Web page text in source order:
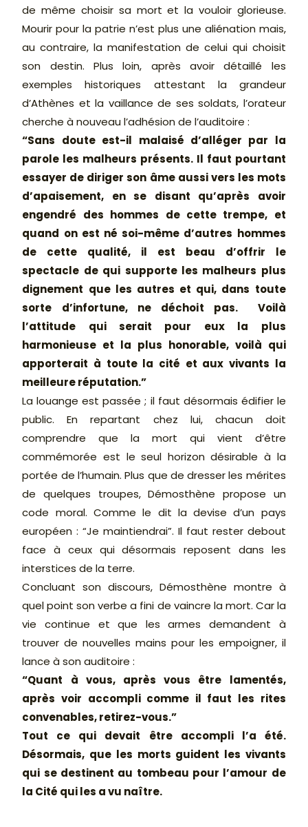
de même choisir sa mort et la vouloir glorieuse.
Mourir pour la patrie n’est plus une aliénation mais,
au contraire, la manifestation de celui qui choisit
son destin. Plus loin, après avoir détaillé les
exemples historiques attestant la grandeur
d’Athènes et la vaillance de ses soldats, l’orateur
cherche à nouveau l’adhésion de l’auditoire :
“Sans doute est-il malaisé d’alléger par la
parole les malheurs présents. Il faut pourtant
essayer de diriger son âme aussi vers les mots
d’apaisement, en se disant qu’après avoir
engendré des hommes de cette trempe, et
quand on est né soi-même d’autres hommes
de cette qualité, il est beau d’offrir le
spectacle de qui supporte les malheurs plus
dignement que les autres et qui, dans toute
sorte d’infortune, ne déchoit pas. Voilà
l’attitude qui serait pour eux la plus
harmonieuse et la plus honorable, voilà qui
apporterait à toute la cité et aux vivants la
meilleure réputation.”
La louange est passée ; il faut désormais édifier le
public. En repartant chez lui, chacun doit
comprendre que la mort qui vient d’être
commémorée est le seul horizon désirable à la
portée de l’humain. Plus que de dresser les mérites
de quelques troupes, Démosthène propose un
code moral. Comme le dit la devise d’un pays
européen : “Je maintiendrai”. Il faut rester debout
face à ceux qui désormais reposent dans les
interstices de la terre.
Concluant son discours, Démosthène montre à
quel point son verbe a fini de vaincre la mort. Car la
vie continue et que les armes demandent à
trouver de nouvelles mains pour les empoigner, il
lance à son auditoire :
“Quant à vous, après vous être lamentés,
après voir accompli comme il faut les rites
convenables, retirez-vous.”
Tout ce qui devait être accompli l’a été.
Désormais, que les morts guident les vivants
qui se destinent au tombeau pour l’amour de
la Cité qui les a vu naître.